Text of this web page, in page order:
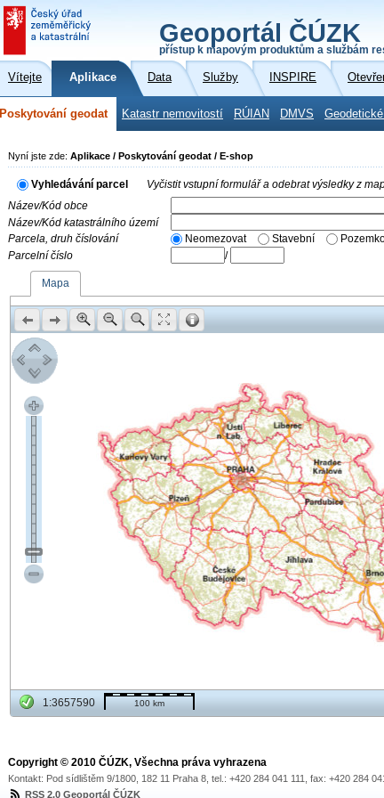
Geoportál ČÚZK
přístup k mapovým produktům a službám
Vítejte Aplikace Data Služby INSPIRE
Poskytování geodat Katastr nemovitostí RÚIAN DMVS
Nyní jste zde: Aplikace / Poskytování geodat / E-shop
Vyhledávání parcel
Vyčistit vstupní formulář a odebrat výsledky z
Název/Kód obce
Název/Kód katastrálního území
Parcela, druh číslování
Neomezovat Stavební
Parcelní číslo
/
Mapa
1:3657590 100 km
Copyright © 2010 ČÚZK, Všechna práva vyhrazena
Kontakt: Pod sídlištěm 9/1800, 182 11 Praha 8, tel.: +420 284 041 111, fax: +420 284
RSS 2.0 Geoportál ČÚZK